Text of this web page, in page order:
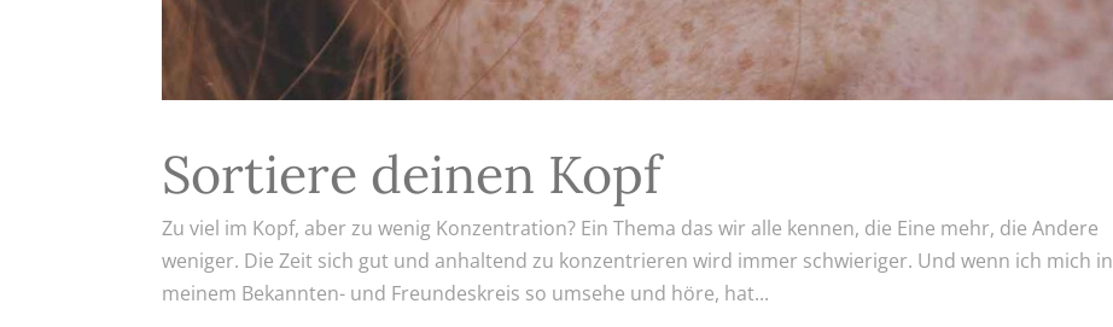
Sortiere deinen Kopf
Zu viel im Kopf, aber zu wenig Konzentration? Ein Thema das wir alle kennen, die Eine mehr, die Andere
weniger. Die Zeit sich gut und anhaltend zu konzentrieren wird immer schwieriger. Und wenn ich mich in
meinem Bekannten- und Freundeskreis so umsehe und höre, hat...